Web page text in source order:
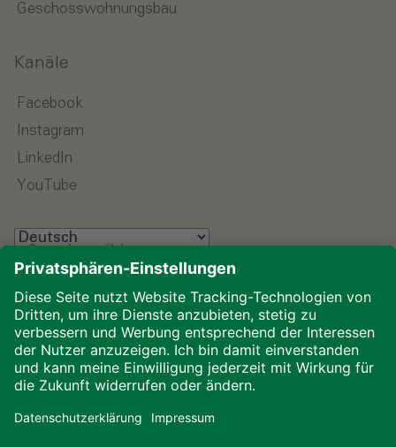
Geschosswohnungsbau
Kanäle
Facebook
Instagram
LinkedIn
YouTube
Impressum
Datenschutz